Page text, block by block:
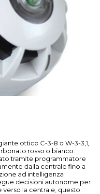
ottico C-3-8 o W-3-3,1,
rosso o bianco.
tramite programmatore
dalla centrale fino a
ad intelligenza
decisioni autonome per
verso la centrale, questo